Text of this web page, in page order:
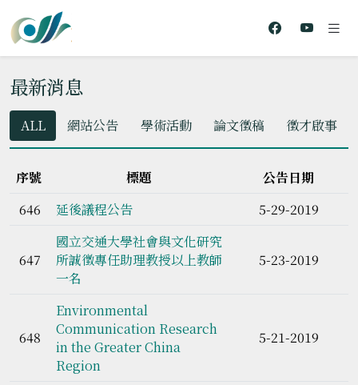
最新消息
ALL 網站公告 學術活動 論文徵稿 徵才啟事
序號 標題
公告日期
646
延後議程公告 5-29-2019
647
國立交通大學社會與文化研究
所誠徵專任助理教授以上教師
一名
5-23-2019
648
Environmental
Communication Research
in the Greater China
Region
5-21-2019